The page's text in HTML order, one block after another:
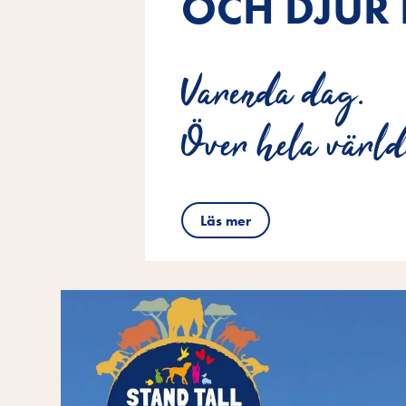
Varenda dag.
Över hela
Läs mer